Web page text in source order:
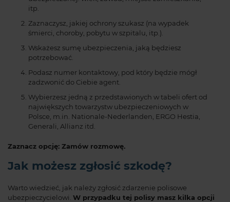
itp.
Zaznaczysz, jakiej ochrony szukasz (na wypadek
śmierci, choroby, pobytu w szpitalu, itp.).
Wskażesz sumę ubezpieczenia, jaką będziesz
potrzebować.
Podasz numer kontaktowy, pod który będzie mógł
zadzwonić do Ciebie agent.
Wybierzesz jedną z przedstawionych w tabeli ofert od
największych towarzystw ubezpieczeniowych w
Polsce, m.in. Nationale-Nederlanden, ERGO Hestia,
Generali, Allianz itd.
Zaznacz opcję: Zamów rozmowę.
Jak możesz zgłosić szkodę?
Warto wiedzieć, jak należy zgłosić zdarzenie polisowe
ubezpieczycielowi. W przypadku tej polisy masz kilka opcji